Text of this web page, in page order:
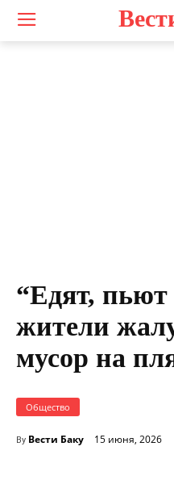
“Едят, пьют
жители
мусор на
Общество
By Вести Баку 15 июня, 2026